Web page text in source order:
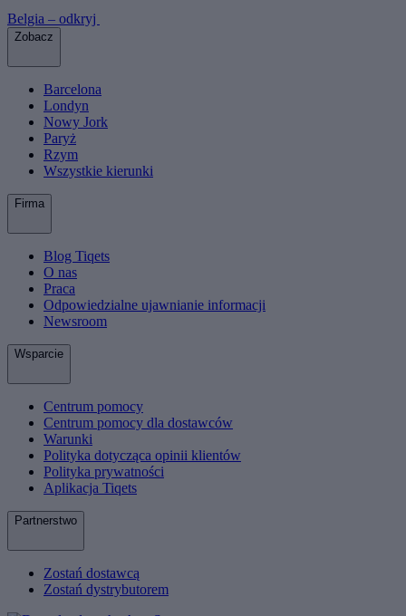
Belgia – odkryj
Zobacz
Barcelona
Londyn
Nowy Jork
Paryż
Rzym
Wszystkie kierunki
Firma
Blog Tiqets
O nas
Praca
Odpowiedzialne ujawnianie informacji
Newsroom
Wsparcie
Centrum pomocy
Centrum pomocy dla dostawców
Warunki
Polityka dotycząca opinii klientów
Polityka prywatności
Aplikacja Tiqets
Partnerstwo
Zostań dostawcą
Zostań dystrybutorem